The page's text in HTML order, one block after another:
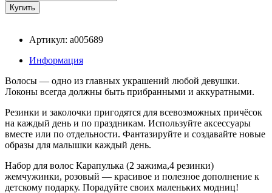
Артикул: a005689
Информация
Волосы — одно из главных украшений любой девушки.
Локоны всегда должны быть прибранными и аккуратными.
Резинки и заколочки пригодятся для всевозможных причёсок
на каждый день и по праздникам. Используйте аксессуары
вместе или по отдельности. Фантазируйте и создавайте новые
образы для малышки каждый день.
Набор для волос Карапулька (2 зажима,4 резинки)
жемчужинки, розовый — красивое и полезное дополнение к
детскому подарку. Порадуйте своих маленьких модниц!